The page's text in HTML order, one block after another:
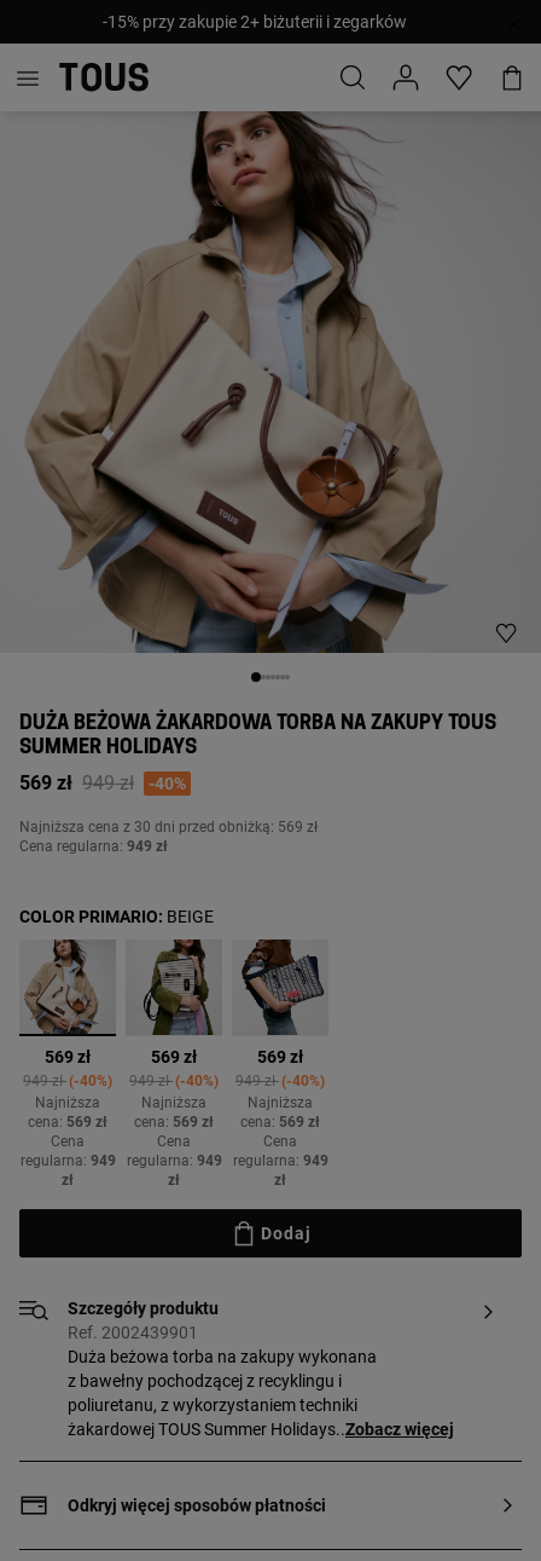
-15% przy zakupie 2+ biżuterii i zegarków
DUŻA BEŻOWA ŻAKARDOWA TORBA NA ZAKUPY TOUS
SUMMER HOLIDAYS
569 zł Price reduced from
949 złto-40%
Najniższa cena z 30 dni przed obniżką: 569 zł
Cena regularna: 949 zł
wybrane
569 zł
Price reduced from
949 złto-40%
Najniższa
cena: 569 zł
Cena
regularna: 949
zł
569 zł
Price reduced from
949 złto-40%
Najniższa
cena: 569 zł
Cena
regularna: 949
zł
569 zł
Price reduced from
949 złto-40%
Najniższa
cena: 569 zł
Cena
regularna: 949
zł
COLOR PRIMARIO: BEIGE
Dodaj
Szczegóły produktu
Ref. 2002439901
Duża beżowa torba na zakupy wykonana
z bawełny pochodzącej z recyklingu i
poliuretanu, z wykorzystaniem techniki
żakardowej TOUS Summer Holidays.
przytwierdzony na stałe. Wymiary
27 x 38 x 17 cm.
Zobacz więcej
Odkryj więcej sposobów płatności